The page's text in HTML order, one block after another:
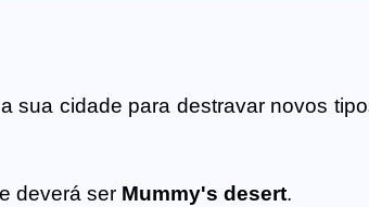
sua cidade para destravar novos
deverá ser Mummy's desert.